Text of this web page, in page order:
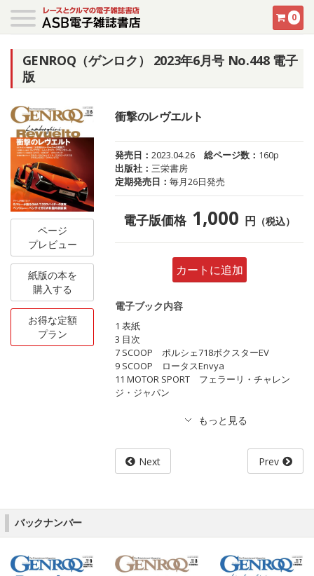
0
GENROQ（ゲンロク） 2023年6月号 No.448 電子
版
ページ
プレビュー
紙版の本を
購入する
お得な定額
プラン
衝撃のレヴエルト
発売日：2023.04.26 総ページ数： 160p
出版社：三栄書房
定期発売日：毎月26日発売
電子版価格 1,000 円 （税込）
カートに追加
電子ブック内容
1 表紙
3 目次
7 SCOOP ポルシェ718ボクスターEV
9 SCOOP ロータスEnvya
11 MOTOR SPORT フェラーリ・チャレン
ジ・ジャパン
Next Prev
バックナンバー